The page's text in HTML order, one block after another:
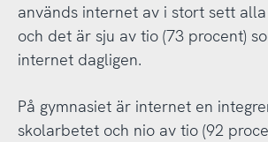
används internet av i stort sett
och det är sju av tio (73 procent)
internet dagligen.
På gymnasiet är internet en
skolarbetet och nio av tio (92